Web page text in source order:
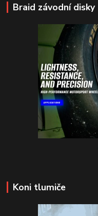
Braid závodní disky
Koni tlumiče